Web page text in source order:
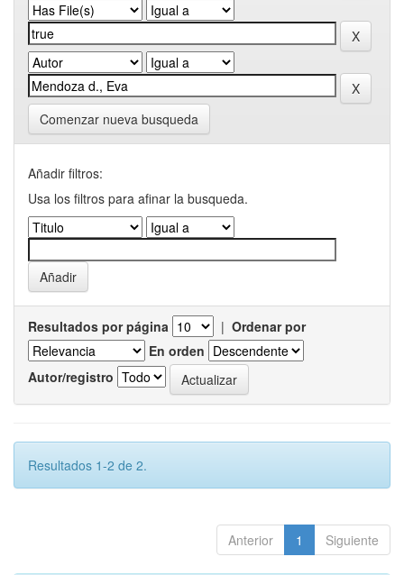
Comenzar nueva busqueda
Añadir filtros:
Usa los filtros para afinar la busqueda.
Resultados por página | Ordenar por
En orden
Autor/registro
Resultados 1-2 de 2.
Anterior 1 Siguiente